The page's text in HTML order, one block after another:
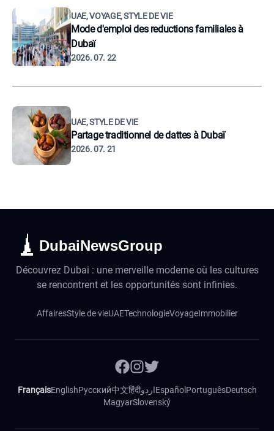
UAE, VOYAGE, STYLE DE VIE
Mode d'emploi des reductions familiales à
Dubaï
2026. 07. 22
UAE, STYLE DE VIE
Partage traditionnel de dattes à Dubaï
2026. 07. 21
DubaiNewsGroup
Découvrez Dubai : une merveille moderne où les cultures
se rencontrent et les opportunités sont infinies.
AffairesStyle de vieUAETechnologieVoyageImmobilier
FrançaisEnglishРусский中文हिंदीاردوEspañol PortuguêsDeutsch
MagyarSlovenský